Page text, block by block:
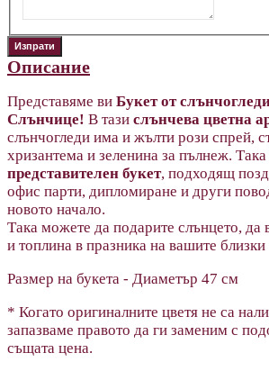
Описание
Представяме ви Букет от
Слънчице! В тази слънчева цветна
слънчогледи има и жълти рози спрей,
хризантема и зеленина за пълнеж.
представителен букет, подходящ
офис парти, дипломиране и други
новото начало.
Така можете да подарите слънцето, да
и топлина в празника на вашите близки
Размер на букета - Диаметър 47 см
* Когато оригиналните цветя не са
запазваме правото да ги заменим с
същата цена.